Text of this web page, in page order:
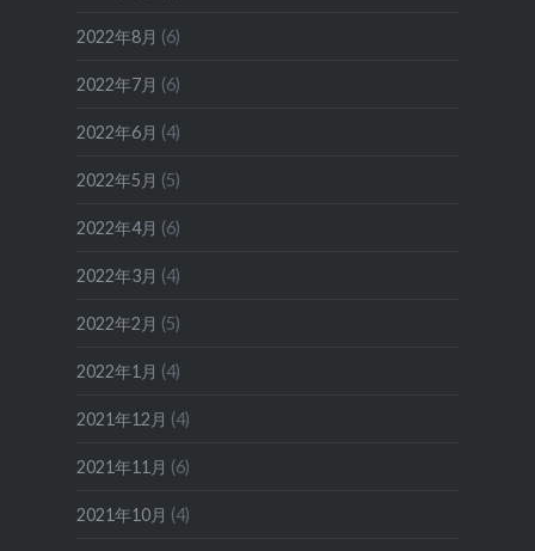
2022年8月 (6)
2022年7月 (6)
2022年6月 (4)
2022年5月 (5)
2022年4月 (6)
2022年3月 (4)
2022年2月 (5)
2022年1月 (4)
2021年12月 (4)
2021年11月 (6)
2021年10月 (4)